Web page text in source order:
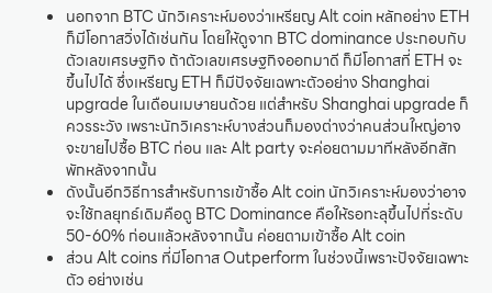
นอกจาก BTC นักวิเคราะห์มองว่าเหรียญ Alt coin หลักอย่าง ETH
ก็มีโอกาสวิ่งได้เช่นกัน โดยให้ดูจาก BTC dominance ประกอบกับ
ตัวเลขเศรษฐกิจ ถ้าตัวเลขเศรษฐกิจออกมาดี ก็มีโอกาสที่ ETH จะ
ขึ้นไปได้ ซึ่งเหรียญ ETH ก็มีปัจจัยเฉพาะตัวอย่าง Shanghai
upgrade ในเดือนเมษายนด้วย แต่สำหรับ Shanghai upgrade ก็
ควรระวัง เพราะนักวิเคราะห์บางส่วนก็มองต่างว่าคนส่วนใหญ่อาจ
จะขายไปซื้อ BTC ก่อน และ Alt party จะค่อยตามมาทีหลังอีกสัก
พักหลังจากนั้น
ดังนั้นอีกวิธีการสำหรับการเข้าซื้อ Alt coin นักวิเคราะห์มองว่าอาจ
จะใช้กลยุทธ์เดิมคือดู BTC Dominance คือให้รอทะลุขึ้นไปที่ระดับ
50-60% ก่อนแล้วหลังจากนั้น ค่อยตามเข้าซื้อ Alt coin
ส่วน Alt coins ที่มีโอกาส Outperform ในช่วงนี้เพราะปัจจัยเฉพาะ
ตัว อย่างเช่น